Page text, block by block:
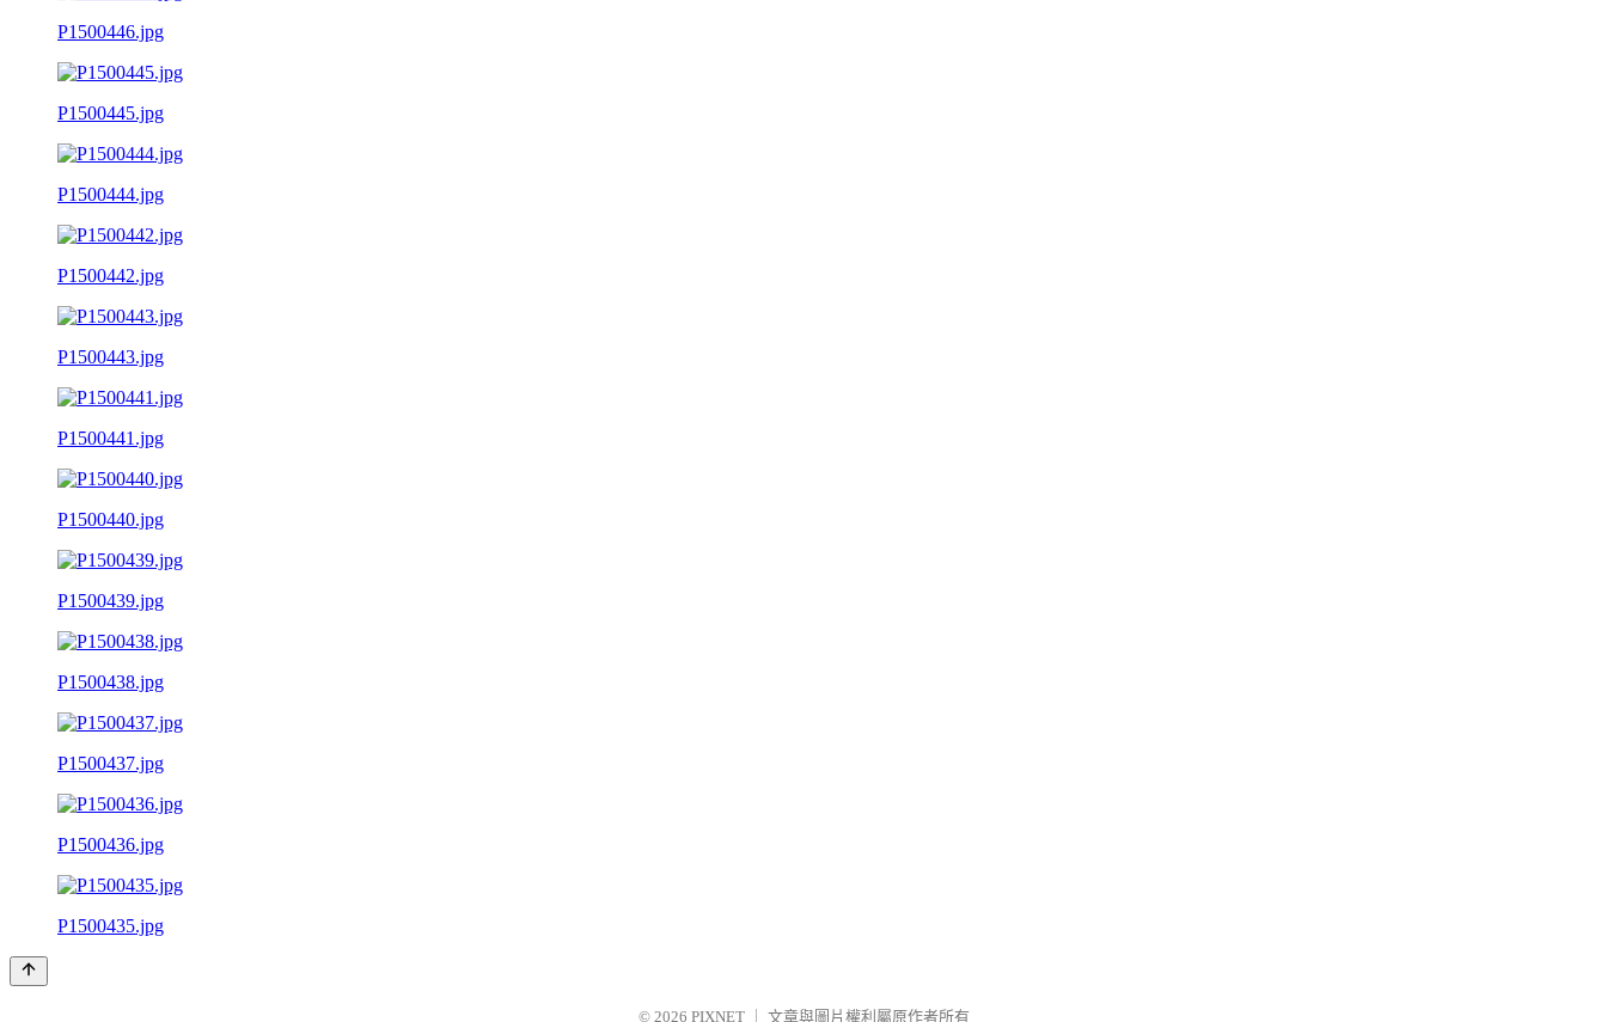
P1500446.jpg
P1500445.jpg
P1500444.jpg
P1500442.jpg
P1500443.jpg
P1500441.jpg
P1500440.jpg
P1500439.jpg
P1500438.jpg
P1500437.jpg
P1500436.jpg
P1500435.jpg
© 2026 PIXNET 文章與圖片權利屬原作者所有